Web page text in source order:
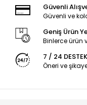
Güvenli
Güvenli ve
Geniş Ürün
Binlerce ürün
7 / 24 DESTEK
Öneri ve